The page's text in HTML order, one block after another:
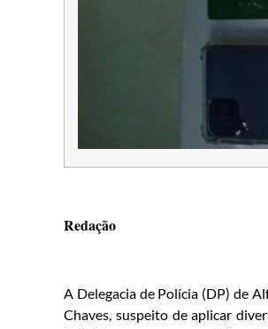
Redação
A Delegacia de Polícia (DP) de
Chaves, suspeito de aplicar